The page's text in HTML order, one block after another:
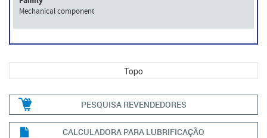
Mechanical component
Topo
PESQUISA REVENDEDORES
CALCULADORA PARA LUBRIFICAÇÃO